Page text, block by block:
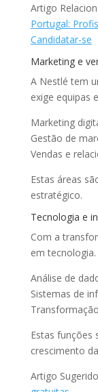
Artigo
Portugal:
Candidatar-se
Marketing e
A Nestlé tem
exige equipas
Marketing
Gestão de
Vendas e
Estas áreas
estratégico.
Tecnologia e
Com a
em
Análise de
Sistemas de
Estas funções
crescimento
Artigo